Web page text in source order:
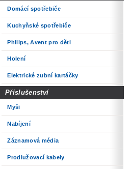
Domácí spotřebiče
Kuchyňské spotřebiče
Philips, Avent pro děti
Holení
Elektrické zubní kartáčky
Příslušenství
Myši
Nabíjení
Záznamová média
Prodlužovací kabely